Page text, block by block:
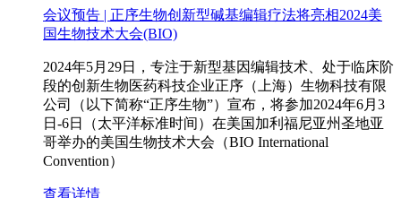
会议预告 | 正序生物创新型碱基编辑疗法将亮相2024美
国生物技术大会(BIO)
2024年5月29日，专注于新型基因编辑技术、处于临床阶
段的创新生物医药科技企业正序（上海）生物科技有限
公司（以下简称“正序生物”）宣布，将参加2024年6月3
日-6日（太平洋标准时间）在美国加利福尼亚州圣地亚
哥举办的美国生物技术大会（BIO International
Convention）
查看详情